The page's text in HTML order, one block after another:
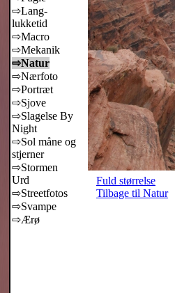
⇨Lang-
lukketid
⇨Macro
⇨Mekanik
⇨Natur
⇨Nærfoto
⇨Portræt
⇨Sjove
⇨Slagelse By
Night
⇨Sol måne og
stjerner
⇨Stormen
Urd
⇨Streetfotos
⇨Svampe
⇨Ærø
Fuld størrelse
Tilbage til Natur